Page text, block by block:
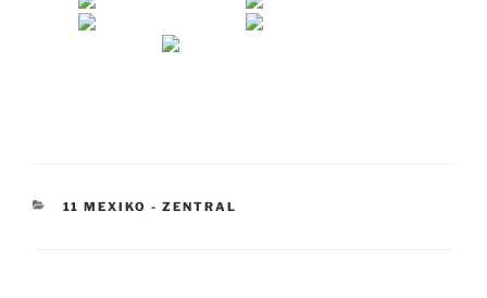
KATEGORIEN
11 MEXIKO - ZENTRAL